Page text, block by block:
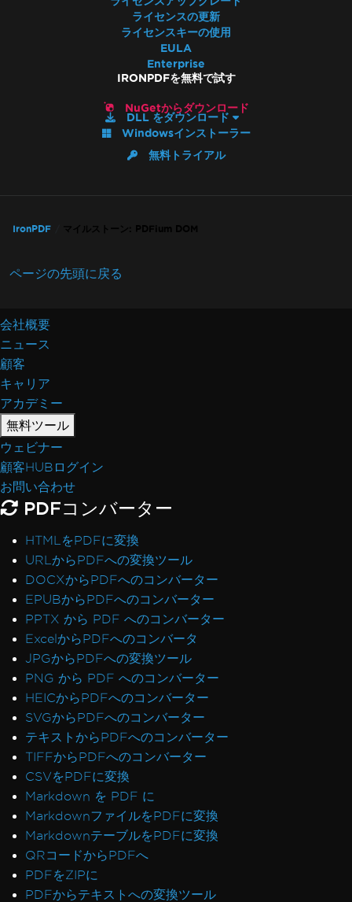
Azure Blob Storage
Blazorサーバー / WebAssembly (WASM)
ヘッダー/フッターと改ページ
国際言語とCMJK
IronPDF と IIS
Kerberos
メタデータの可視性
ビューを文字列にレンダリング
テーブルヘッダー
フォントの不一致: Windows vs Linux
順序が乱れたテキスト抽出
ASP.NET Web Formsライセンスの検証
IronPdfEngine Docker接続がmacOS ARMで
失敗
PDFメタデータ内の著者名
CSSを使用してフォントを追加する
PDF/UA準拠
仮想パス保存エラー
CSPとCNG署名
PDF-to-Imageでの透明性と色
IronPdf.UpdatedChromeレンダリング
Linux/WSLでのメモリモニタリング
ExtractTextFromPageによるブックマーク
CEF/Chromiumメモリ使用量
ヘッダーとコンテンツの不整合
タイプ3としてのAdobeフォント
IronPdfEngine Dockerの出力
フォームフィールドのカスタムフォント
チャンク化されたヘッダーとフッター
macOS ARMでの孤立したCEFプロセス
Sophosシェルコード検出
ライセンスの更新
ライセンスキーの使用
EULA
Enterprise
IRONPDFを無料で試す
NuGetからダウンロード
DLL をダウンロード
Windowsインストーラー
無料トライアル
IronPDF マイルストーン: PDFium DOM
ページの先頭に戻る
会社概要
ニュース
顧客
キャリア
アカデミー
無料ツール
ウェビナー
顧客HUBログイン
お問い合わせ
PDFコンバーター
HTMLをPDFに変換
URLからPDFへの変換ツール
DOCXからPDFへのコンバーター
EPUBからPDFへのコンバーター
PPTX から PDF へのコンバーター
ExcelからPDFへのコンバータ
JPGからPDFへの変換ツール
PNG から PDF へのコンバーター
HEICからPDFへのコンバーター
SVGからPDFへのコンバーター
テキストからPDFへのコンバーター
TIFFからPDFへのコンバーター
CSVをPDFに変換
Markdown を PDF に
MarkdownファイルをPDFに変換
MarkdownテーブルをPDFに変換
QRコードからPDFへ
PDFをZIPに
PDFからテキストへの変換ツール